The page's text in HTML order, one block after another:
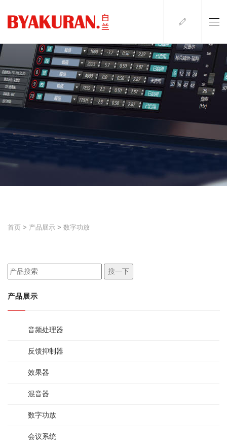
首页 > 产品展示 > 数字功放
搜一下
产品展示
音频处理器
反馈抑制器
效果器
混音器
数字功放
会议系统